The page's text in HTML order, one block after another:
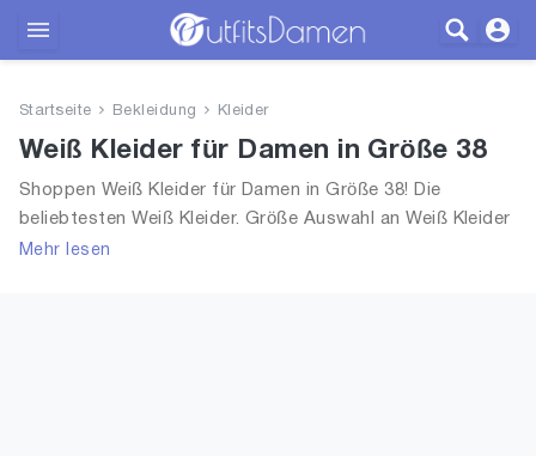
Bekleidung
Wäsche
Schuhe
Startseite Bekleidung Kleider
Weiß Kleider für Damen in Größe 38
Shoppen Weiß Kleider für Damen in Größe 38! Die
beliebtesten Weiß Kleider. Größe Auswahl an Weiß Kleider
in Größe 38 und alle Trends aus 2026 für Frauen!
Mehr lesen